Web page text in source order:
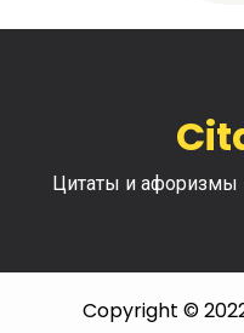
Цитаты и афоризмы
Copyright ©